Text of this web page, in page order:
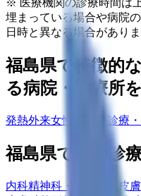
※ 医療機関の診療時間は
埋まっている場合や病院
日時と異なる場合があり
福島県で特徴的
る病院・診療所
発熱外来女性特有の診療
福島県で他の診
内科精神科・心療内科 皮